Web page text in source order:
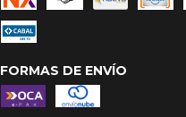
FORMAS DE ENVÍO